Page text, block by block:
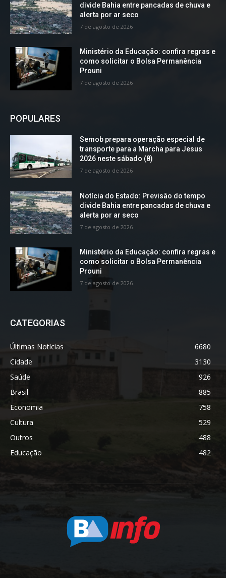
divide Bahia entre pancadas de chuva e
alerta por ar seco
7 de agosto de 2026
Ministério da Educação: confira regras e
como solicitar o Bolsa Permanência
Prouni
7 de agosto de 2026
POPULARES
Semob prepara operação especial de
transporte para a Marcha para Jesus
2026 neste sábado (8)
7 de agosto de 2026
Notícia do Estado: Previsão do tempo
divide Bahia entre pancadas de chuva e
alerta por ar seco
7 de agosto de 2026
Ministério da Educação: confira regras e
como solicitar o Bolsa Permanência
Prouni
7 de agosto de 2026
CATEGORIAS
Últimas Notícias
6680
Cidade
3130
Saúde
926
Brasil
885
Economia
758
Cultura
529
Outros
488
Educação
482